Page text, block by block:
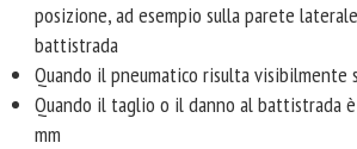
posizione, ad esempio sulla parete
battistrada
Quando il pneumatico risulta visibilmente
Quando il taglio o il danno al battistrada
mm